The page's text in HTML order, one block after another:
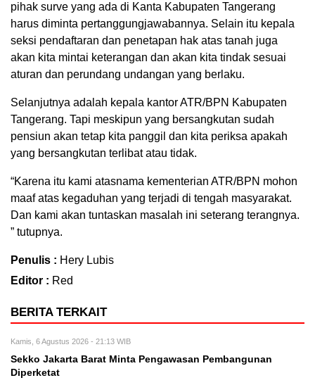
pihak surve yang ada di Kanta Kabupaten Tangerang
harus diminta pertanggungjawabannya. Selain itu kepala
seksi pendaftaran dan penetapan hak atas tanah juga
akan kita mintai keterangan dan akan kita tindak sesuai
aturan dan perundang undangan yang berlaku.
Selanjutnya adalah kepala kantor ATR/BPN Kabupaten
Tangerang. Tapi meskipun yang bersangkutan sudah
pensiun akan tetap kita panggil dan kita periksa apakah
yang bersangkutan terlibat atau tidak.
“Karena itu kami atasnama kementerian ATR/BPN mohon
maaf atas kegaduhan yang terjadi di tengah masyarakat.
Dan kami akan tuntaskan masalah ini seterang terangnya.
” tutupnya.
Penulis : Hery Lubis
Editor : Red
BERITA TERKAIT
Kamis, 6 Agustus 2026 - 21:13 WIB
Sekko Jakarta Barat Minta Pengawasan Pembangunan
Diperketat